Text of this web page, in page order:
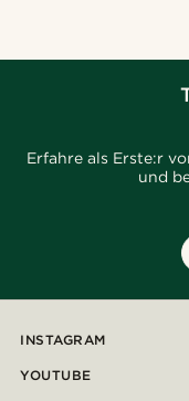
Erfahre als Erste:r
und
INSTAGRAM
YOUTUBE